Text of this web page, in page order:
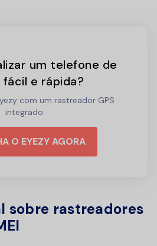
um telefone de
e rápida?
com um rastreador GPS
integrado.
O EYEZY AGORA
sobre rastreadores